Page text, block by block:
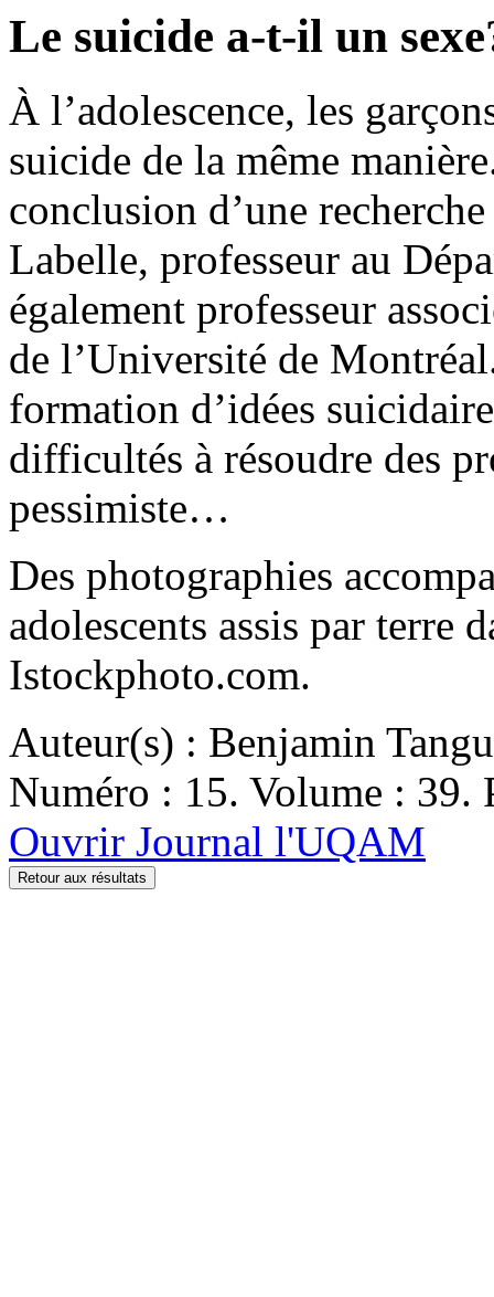
Le suicide a-t-il un
À l’adolescence, les
suicide de la même
conclusion d’une
Labelle, professeur au
également professeur
de l’Université de
formation d’idées
difficultés à résoudre des
pessimiste…
Des photographies
adolescents assis par terre
Istockphoto.com.
Auteur(s) : Benjamin
Numéro : 15. Volume : 39.
Ouvrir Journal l'UQAM
Retour aux résultats